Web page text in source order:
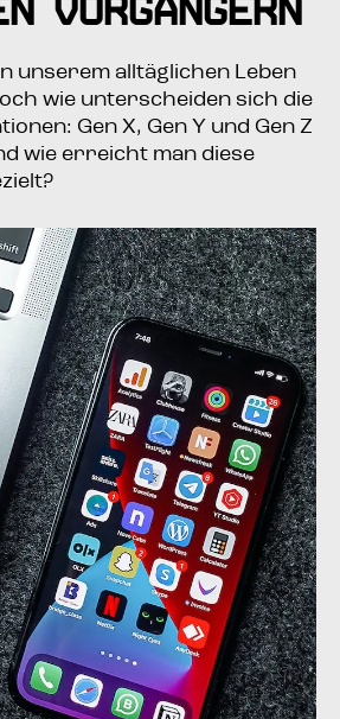
unse­rem all­täg­li­chen Leben
wie unter­schei­den sich die
Gen X, Gen Y und Gen Z
wie erreicht man die­se